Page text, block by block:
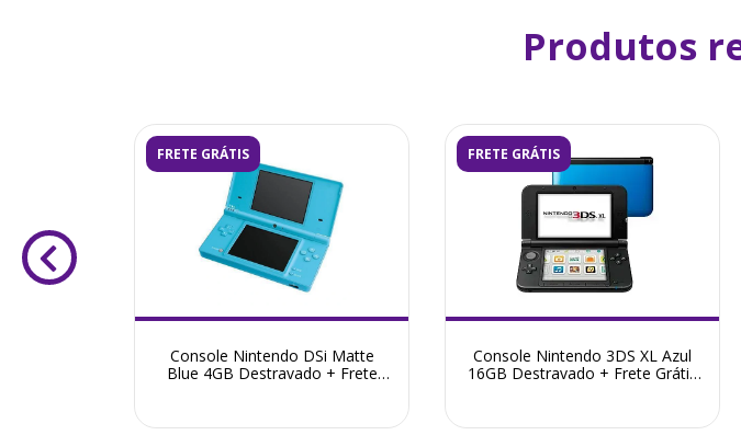
Produtos
FRETE GRÁTIS
Console Nintendo DSi Matte
Blue 4GB Destravado + Frete
FRETE GRÁTIS
Console Nintendo 3DS XL Azul
16GB Destravado + Frete Grátis